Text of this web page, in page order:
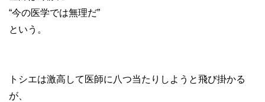
“今の医学では無理だ”
という。
トシエは激高して医師に八つ当たりしようと飛び掛かる
が、